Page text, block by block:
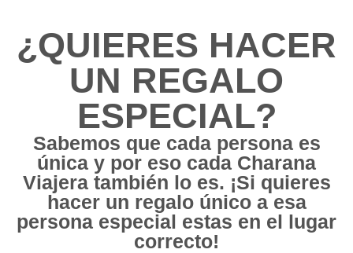
¿QUIERES HACER
UN REGALO
ESPECIAL?
Sabemos que cada persona es
única y por eso cada Charana
Viajera también lo es. ¡Si quieres
hacer un regalo único a esa
persona especial estas en el lugar
correcto!